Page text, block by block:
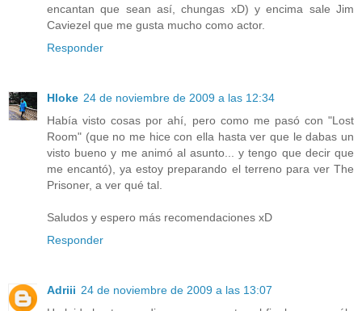
encantan que sean así, chungas xD) y encima sale Jim
Caviezel que me gusta mucho como actor.
Responder
Hloke 24 de noviembre de 2009 a las 12:34
Había visto cosas por ahí, pero como me pasó con "Lost
Room" (que no me hice con ella hasta ver que le dabas un
visto bueno y me animó al asunto... y tengo que decir que
me encantó), ya estoy preparando el terreno para ver The
Prisoner, a ver qué tal.
Saludos y espero más recomendaciones xD
Responder
Adriii 24 de noviembre de 2009 a las 13:07